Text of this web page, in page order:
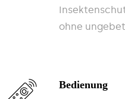
ohne
Bedienung